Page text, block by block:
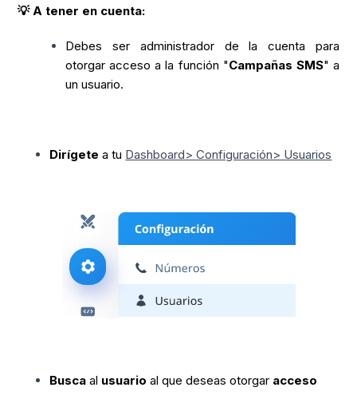
💡 A tener en cuenta:
Debes ser administrador de la cuenta para
otorgar acceso a la función "Campañas SMS" a
un usuario.
Dirígete a tu Dashboard> Configuración> Usuarios
Busca al usuario al que deseas otorgar acceso